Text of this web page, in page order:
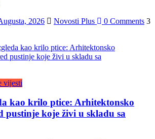
2026 Novosti Plus 0 Comments 3
vijesti
kao krilo ptice: Arhitektonsko
pustinje koje živi u skladu sa